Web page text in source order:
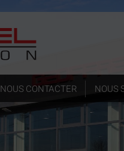
NOUS CONTACTER NOUS